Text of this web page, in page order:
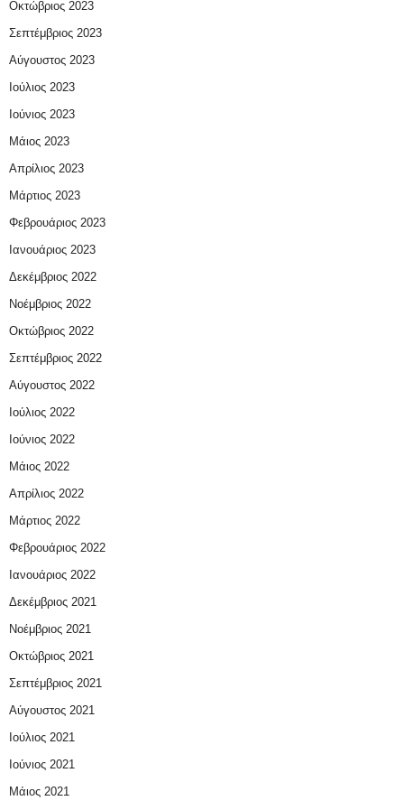
Οκτώβριος 2023
Σεπτέμβριος 2023
Αύγουστος 2023
Ιούλιος 2023
Ιούνιος 2023
Μάιος 2023
Απρίλιος 2023
Μάρτιος 2023
Φεβρουάριος 2023
Ιανουάριος 2023
Δεκέμβριος 2022
Νοέμβριος 2022
Οκτώβριος 2022
Σεπτέμβριος 2022
Αύγουστος 2022
Ιούλιος 2022
Ιούνιος 2022
Μάιος 2022
Απρίλιος 2022
Μάρτιος 2022
Φεβρουάριος 2022
Ιανουάριος 2022
Δεκέμβριος 2021
Νοέμβριος 2021
Οκτώβριος 2021
Σεπτέμβριος 2021
Αύγουστος 2021
Ιούλιος 2021
Ιούνιος 2021
Μάιος 2021